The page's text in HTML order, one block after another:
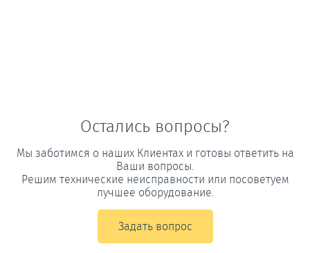
Остались вопросы?
Мы заботимся о наших Клиентах и готовы ответить на
Ваши вопросы.
Решим технические неисправности или посоветуем
лучшее оборудование.
Задать вопрос